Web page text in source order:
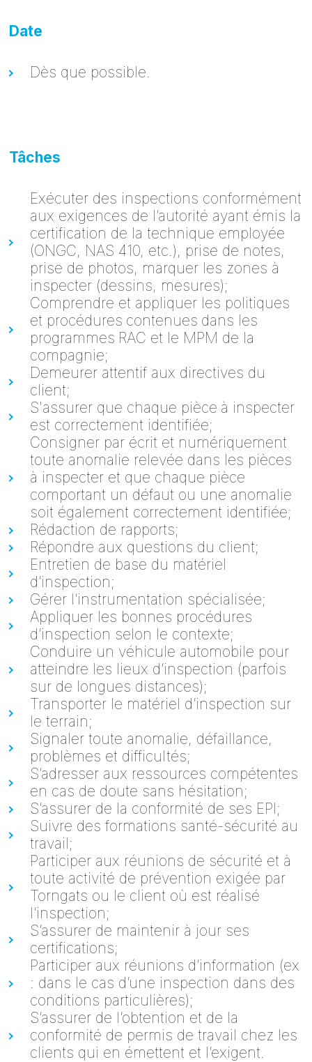
Date
Dès que possible.
Tâches
Exécuter des inspections conformément
aux exigences de l’autorité ayant émis la
certification de la technique employée
(ONGC, NAS 410, etc.), prise de notes,
prise de photos, marquer les zones à
inspecter (dessins, mesures);
Comprendre et appliquer les politiques
et procédures contenues dans les
programmes RAC et le MPM de la
compagnie;
Demeurer attentif aux directives du
client;
S'assurer que chaque pièce à inspecter
est correctement identifiée;
Consigner par écrit et numériquement
toute anomalie relevée dans les pièces
à inspecter et que chaque pièce
comportant un défaut ou une anomalie
soit également correctement identifiée;
Rédaction de rapports;
Répondre aux questions du client;
Entretien de base du matériel
d’inspection;
Gérer l’instrumentation spécialisée;
Appliquer les bonnes procédures
d’inspection selon le contexte;
Conduire un véhicule automobile pour
atteindre les lieux d’inspection (parfois
sur de longues distances);
Transporter le matériel d’inspection sur
le terrain;
Signaler toute anomalie, défaillance,
problèmes et difficultés;
S’adresser aux ressources compétentes
en cas de doute sans hésitation;
S’assurer de la conformité de ses EPI;
Suivre des formations santé-sécurité au
travail;
Participer aux réunions de sécurité et à
toute activité de prévention exigée par
Torngats ou le client où est réalisé
l’inspection;
S’assurer de maintenir à jour ses
certifications;
Participer aux réunions d’information (ex
: dans le cas d’une inspection dans des
conditions particulières);
S’assurer de l’obtention et de la
conformité de permis de travail chez les
clients qui en émettent et l’exigent.